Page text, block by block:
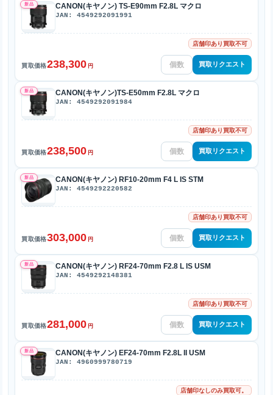
新品 CANON(キヤノン) TS-E90mm F2.8L マクロ
JAN: 4549292091991
店舗印あり買取不可
買取価格238,300 円 買取リクエスト
新品 CANON(キヤノン)TS-E50mm F2.8L マクロ
JAN: 4549292091984
店舗印あり買取不可
買取価格238,500 円 買取リクエスト
新品 CANON(キヤノン) RF10-20mm F4 L IS STM
JAN: 4549292220582
店舗印あり買取不可
買取価格303,000 円 買取リクエスト
新品 CANON(キヤノン) RF24-70mm F2.8 L IS USM
JAN: 4549292148381
店舗印あり買取不可
買取価格281,000 円 買取リクエスト
新品 CANON(キヤノン) EF24-70mm F2.8L II USM
JAN: 4960999780719
店舗印なしのみ買取可。